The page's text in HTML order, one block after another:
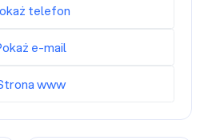
telefon
e-mail
www